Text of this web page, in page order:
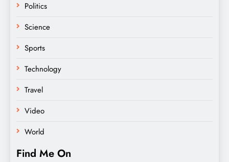
Politics
Science
Sports
Technology
Travel
Video
World
Find Me On